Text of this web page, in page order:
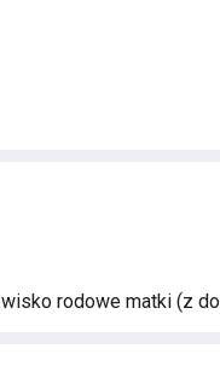
rodowe matki (z